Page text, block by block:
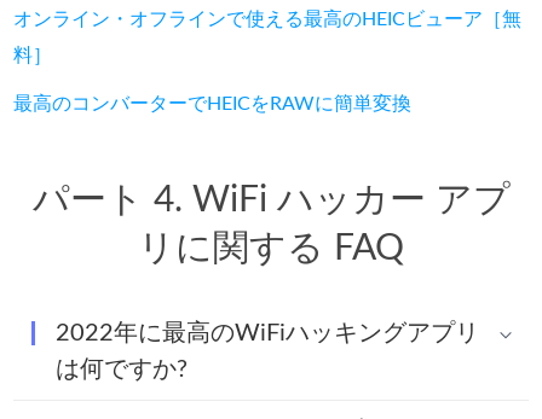
オンライン・オフラインで使える最高のHEICビューア［無
料］
最高のコンバーターでHEICをRAWに簡単変換
パート 4. WiFi ハッカー アプ
リに関する FAQ
2022年に最高のWiFiハッキングアプリ
は何ですか?